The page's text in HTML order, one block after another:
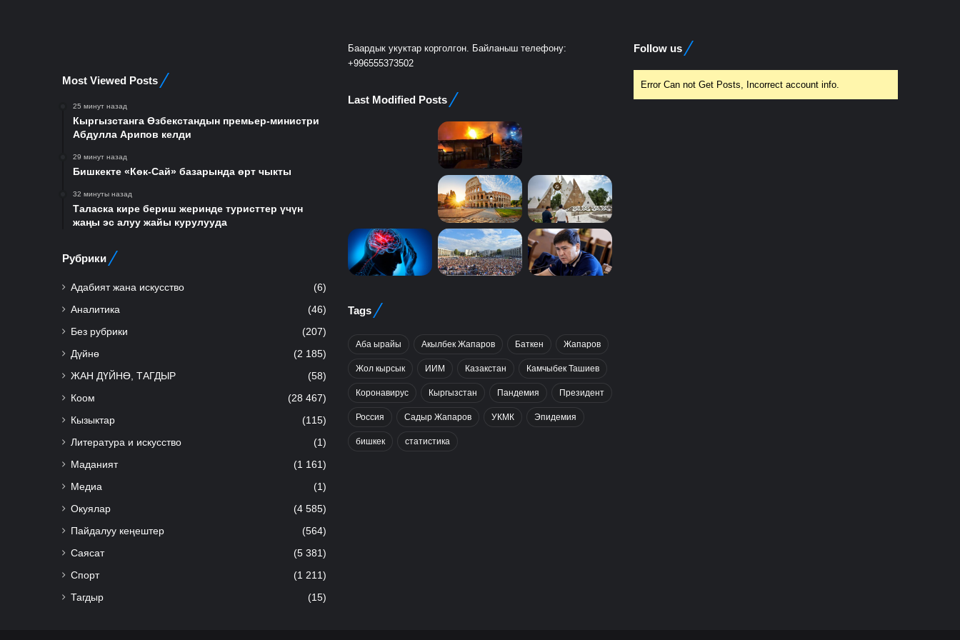
Most Viewed Posts
25 минут назад
Кыргызстанга Өзбекстандын премьер-министри
Абдулла Арипов келди
29 минут назад
Бишкекте «Көк-Сай» базарында өрт чыкты
32 минуты назад
Таласка кире бериш жеринде туристтер үчүн
жаңы эс алуу жайы курулууда
Рубрики
Адабият жана искусство (6)
Аналитика (46)
Без рубрики (207)
Дүйнө (2 185)
ЖАН ДҮЙНӨ, ТАГДЫР (58)
Коом (28 467)
Кызыктар (115)
Литература и искусство (1)
Маданият (1 161)
Медиа (1)
Окуялар (4 585)
Пайдалуу кеңештер (564)
Саясат (5 381)
Спорт (1 211)
Тагдыр (15)
Баардык укуктар корголгон. Байланыш телефону:
+996555373502
Last Modified Posts
Tags
Аба ырайы Акылбек Жапаров Баткен Жапаров
Жол кырсык ИИМ Казакстан Камчыбек Ташиев
Коронавирус Кыргызстан Пандемия Президент
Россия Садыр Жапаров УКМК Эпидемия
бишкек статистика
Follow us
Error Can not Get Posts, Incorrect account info.